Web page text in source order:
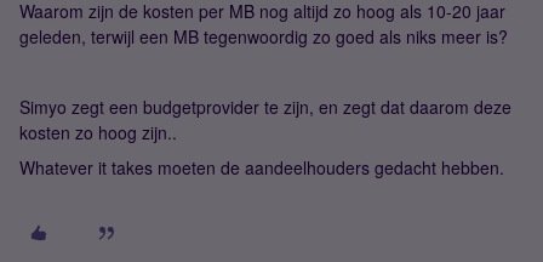
Waarom zijn de kosten per MB nog altijd zo hoog als 10-20 jaar
geleden, terwijl een MB tegenwoordig zo goed als niks meer is?
Simyo zegt een budgetprovider te zijn, en zegt dat daarom deze
kosten zo hoog zijn..
Whatever it takes moeten de aandeelhouders gedacht hebben.